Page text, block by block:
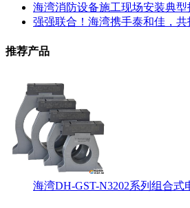
海湾消防设备施工现场安装典
强强联合！海湾携手泰和佳，
推荐产品
海湾DH-GST-N3202系列组合